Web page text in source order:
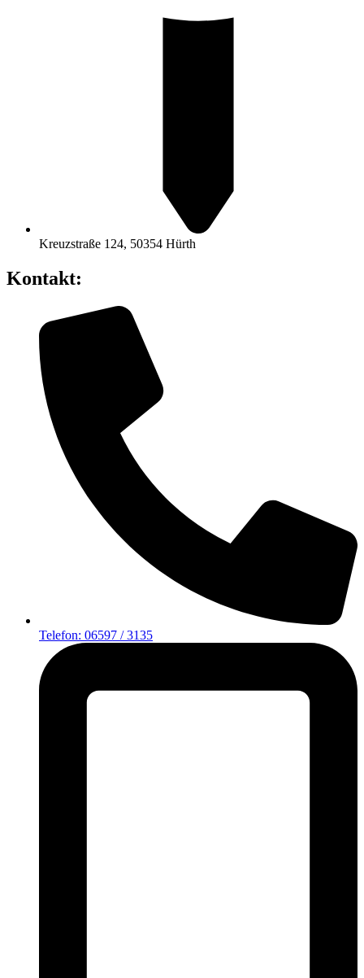
Kreuzstraße 124, 50354 Hürth
Kontakt:
Telefon: 06597 / 3135